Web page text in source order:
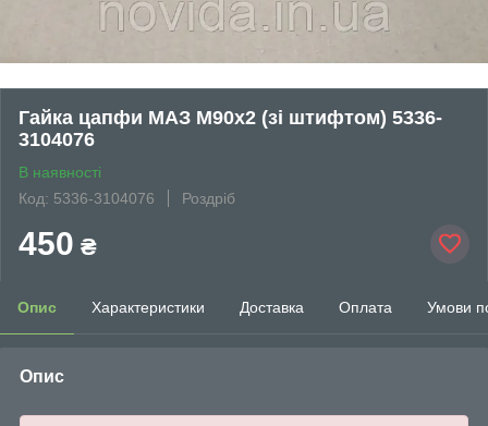
Гайка цапфи МАЗ М90х2 (зі штифтом) 5336-
3104076
В наявності
Код: 5336-3104076
Роздріб
450 ₴
Опис Характеристики Доставка Оплата Умови
Опис